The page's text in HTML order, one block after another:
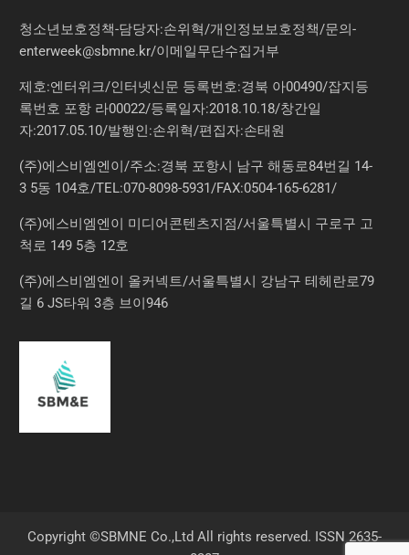
청소년보호정책-담당자:손위혁/개인정보보호정책/문의-
enterweek@sbmne.kr/이메일무단수집거부
제호:엔터위크/인터넷신문 등록번호:경북 아00490/잡지등
록번호 포항 라00022/등록일자:2018.10.18/창간일
자:2017.05.10/발행인:손위혁/편집자:손태원
(주)에스비엠엔이/주소:경북 포항시 남구 해동로84번길 14-
3 5동 104호/TEL:070-8098-5931/FAX:0504-165-6281/
(주)에스비엠엔이 미디어콘텐츠지점/서울특별시 구로구 고
척로 149 5층 12호
(주)에스비엠엔이 올커넥트/서울특별시 강남구 테헤란로79
길 6 JS타워 3층 브이946
Copyright ©SBMNE Co.,Ltd All rights reserved. ISSN 2635-